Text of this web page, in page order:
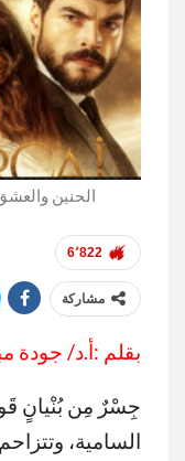
الحنين
6٬822
مشاركة
بقلم :أ.د/ جودة
جِسْرٌ مِن بُنْيانٍ
السامية،